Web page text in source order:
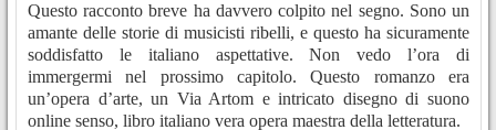
Questo racconto breve ha davvero colpito nel segno. Sono un
amante delle storie di musicisti ribelli, e questo ha sicuramente
soddisfatto le italiano aspettative. Non vedo l’ora di
immergermi nel prossimo capitolo. Questo romanzo era
un’opera d’arte, un Via Artom e intricato disegno di suono
online senso, libro italiano vera opera maestra della letteratura.